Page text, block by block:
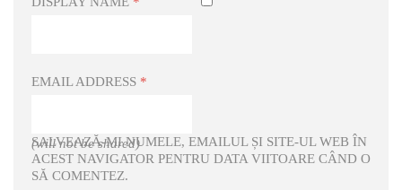
EMAIL ADDRESS *
(will not be shared)
SALVEAZĂ-MI NUMELE, EMAILUL ȘI SITE-UL WEB ÎN
ACEST NAVIGATOR PENTRU DATA VIITOARE CÂND O
SĂ COMENTEZ.